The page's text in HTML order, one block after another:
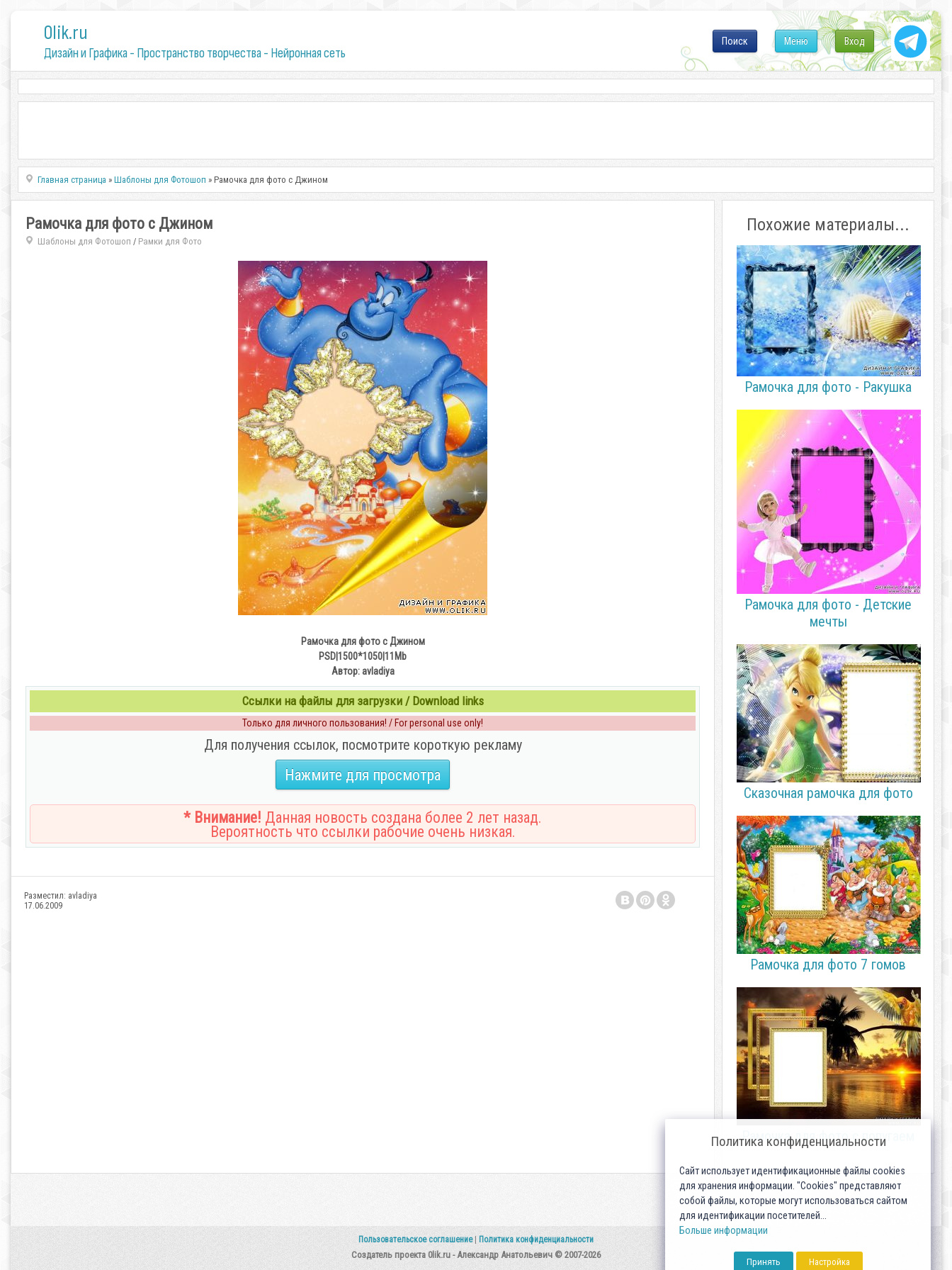
0lik.ru
Дизайн и Графика - Пространство творчества - Нейронная сеть
Вход
Меню
Поиск
Главная страница »Шаблоны для Фотошоп » Рамочка для фото с Джином
Рамочка для фото с Джином
Шаблоны для Фотошоп / Рамки для Фото
Рамочка для фото с Джином
PSD|1500*1050|11Mb
Автор: avladiya
Ссылки на файлы для загрузки / Download links
Только для личного пользования! / For personal use only!
Для получения ссылок, посмотрите короткую рекламу
Нажмите для просмотра
* Внимание! Данная новость создана более 2 лет назад.
Вероятность что ссылки рабочие очень низкая.
Разместил: avladiya
17.06.2009
Похожие материалы...
Рамочка для фото - Ракушка
Рамочка для фото - Детские
мечты
Сказочная рамочка для фото
Рамочка для фото 7 гомов
Рамочка для фото с попугаем
Пользовательское соглашение Политика конфиденциальности
Создатель проекта 0lik.ru - Александр Анатольевич © 2007-2026
Политика конфиденциальности
Сайт использует идентификационные файлы cookies
для хранения информации. "Cookies" представляют
собой файлы, которые могут использоваться сайтом
для идентификации посетителей...
Больше информации
Принять Настройка